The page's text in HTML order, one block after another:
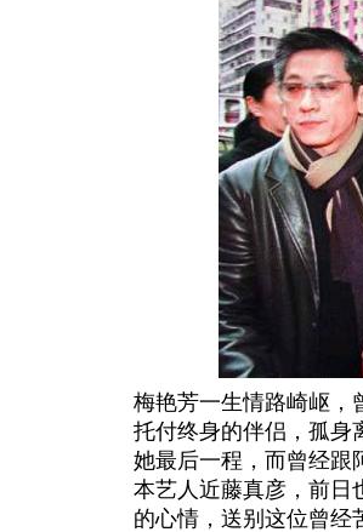
梅艳芳一生情路崎岖，
托付终身的伴侣，孤身
她最后一程，而曾经跟
本艺人近藤真彦，前日
的心情，送别这位曾经